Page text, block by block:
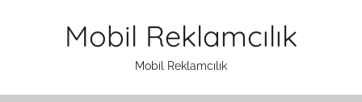
Mobil Reklamcılık
Mobil Reklamcılık